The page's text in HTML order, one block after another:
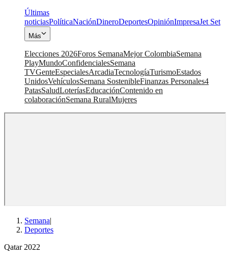
Últimas
noticiasPolíticaNaciónDineroDeportesOpiniónImpresaJet Set
Más
Elecciones 2026Foros SemanaMejor ColombiaSemana
PlayMundoConfidencialesSemana
TVGenteEspecialesArcadiaTecnologíaTurismoEstados
UnidosVehículosSemana SostenibleFinanzas Personales4
PatasSaludLoteríasEducaciónContenido en
colaboraciónSemana RuralMujeres
Semana|
Deportes
Qatar 2022